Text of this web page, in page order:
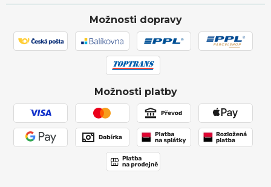
v
k
y
v
ý
p
i
s
Individuální cenová nabídka
Reklamace a vrácení zboží
Zásilka přišla poškozena
Hodnocení obchodu
Affiliate program
Používání souborů cookies
Truhlářství
Možnosti dopravy
Možnosti platby